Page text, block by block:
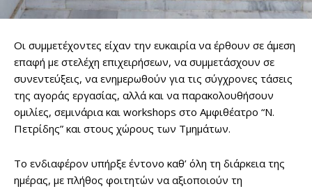
Οι συμμετέχοντες είχαν την ευκαιρία να έρθουν σε άμεση
επαφή με στελέχη επιχειρήσεων, να συμμετάσχουν σε
συνεντεύξεις, να ενημερωθούν για τις σύγχρονες τάσεις
της αγοράς εργασίας, αλλά και να παρακολουθήσουν
ομιλίες, σεμινάρια και workshops στο Αμφιθέατρο “Ν.
Πετρίδης” και στους χώρους των Τμημάτων.
Το ενδιαφέρον υπήρξε έντονο καθ’ όλη τη διάρκεια της
ημέρας, με πλήθος φοιτητών να αξιοποιούν τη